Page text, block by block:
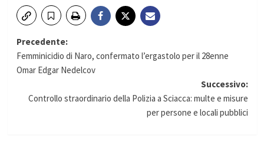
Navigazione
articolo
Precedente:
Femminicidio di Naro, confermato l’ergastolo per il 28enne
Omar Edgar Nedelcov
Successivo:
Controllo straordinario della Polizia a Sciacca: multe e misure
per persone e locali pubblici